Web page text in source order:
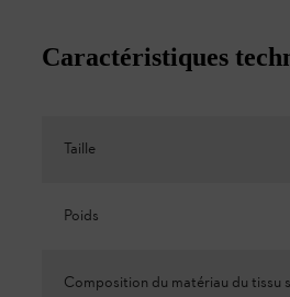
Caractéristiques
Taille
Poids
Composition du matériau du tissu